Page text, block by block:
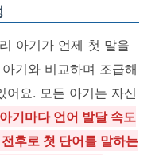
아기가 언제 첫 말을
기와 비교하며 조급해
어요. 모든 아기는 자신
기마다 언어 발달 속도
후로 첫 단어를 말하는